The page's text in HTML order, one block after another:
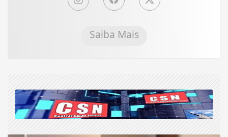
Saiba Mais